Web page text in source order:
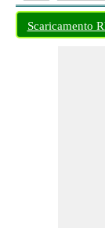
Scaricamento